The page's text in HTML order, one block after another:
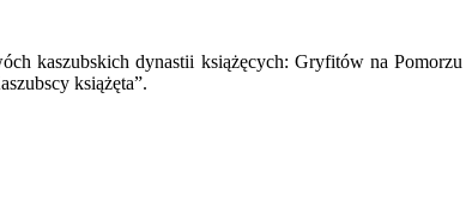
kaszubskich dynastii książęcych: Gryfitów na Pomorzu
książęta”.